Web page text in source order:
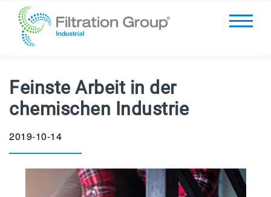
Feinste Arbeit in der
chemischen Industrie
2019-10-14